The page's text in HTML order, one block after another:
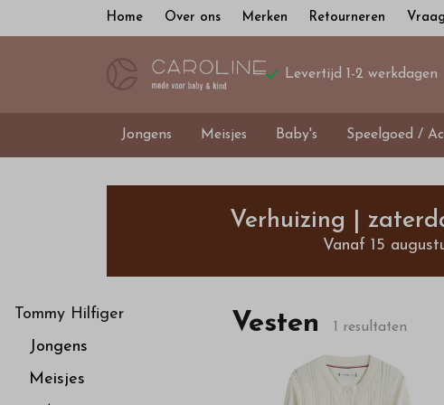
Home Over ons Merken Retourneren
Levertijd 1-2 werkdagen
Jongens Meisjes Baby's Speelgoed /
Vesten
Bestel
kinderkleding
van
Verhuizing |
Vanaf 15
Tommy Hilfiger
Jongens
Meisjes
Vesten 1 resultaten